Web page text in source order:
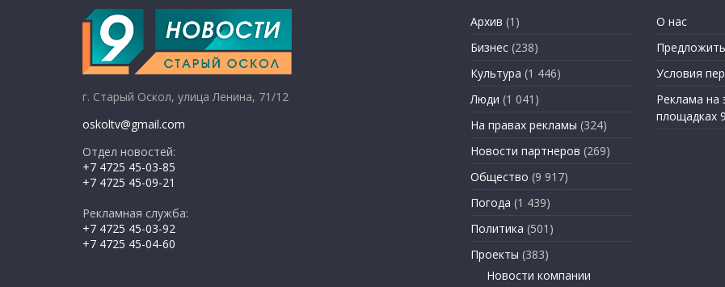
г. Старый Оскол, улица Ленина, 71/12
oskoltv@gmail.com
Отдел новостей:
+7 4725 45-03-85
+7 4725 45-09-21
Рекламная служба:
+7 4725 45-03-92
+7 4725 45-04-60
Архив (1)
Бизнес (238)
Культура (1 446)
Люди (1 041)
На правах рекламы (324)
Новости партнеров (269)
Общество (9 917)
Погода (1 439)
Политика (501)
Проекты (383)
Новости компании
О нас
Условия
Реклама на
площадках